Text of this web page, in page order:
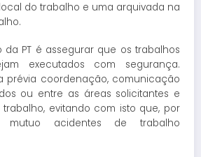
do trabalho e uma arquivada na
da PT é assegurar que os trabalhos
executados com segurança.
prévia coordenação, comunicação
ou entre as áreas solicitantes e
evitando com isto que, por
mutuo acidentes de trabalho